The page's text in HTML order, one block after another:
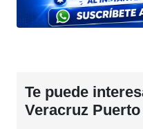
Te puede
Veracruz Puerto